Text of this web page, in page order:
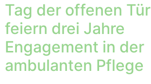
Tag der offenen
feiern drei Jahre
Engagement in der
ambulanten Pflege